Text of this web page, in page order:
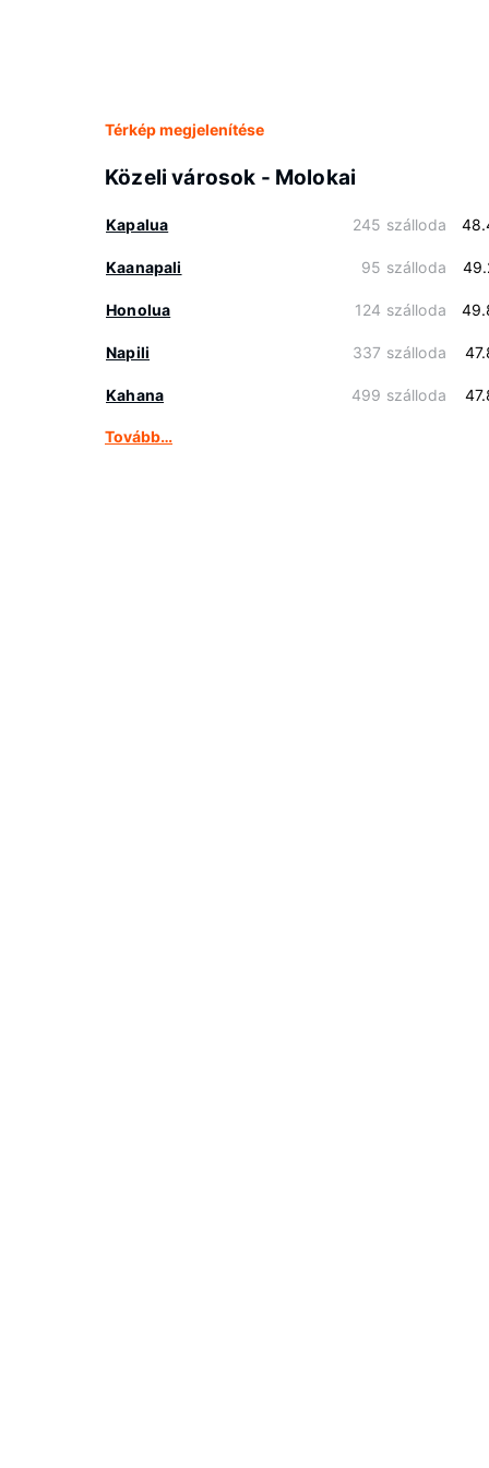
Térkép megjelenítése
Közeli városok - Molokai
Kapalua 245 szálloda
Kaanapali 95 szálloda
Honolua 124 szálloda
Napili 337 szálloda
Kahana 499 szálloda
Tovább…